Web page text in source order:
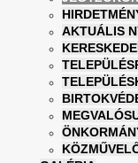
AKTUÁLIS